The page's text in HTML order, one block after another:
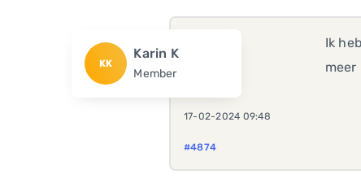
KK
Karin K
Member
17-02-2024 09:48
#4874
Ik
meer